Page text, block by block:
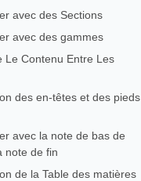
avec des Sections
avec des gammes
Le Contenu Entre Les
des en-têtes et des pieds
avec la note de bas de
note de fin
de la Table des matières